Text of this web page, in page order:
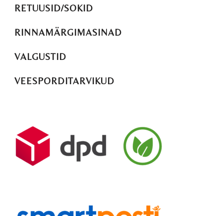
RETUUSID/SOKID
RINNAMÄRGIMASINAD
VALGUSTID
VEESPORDITARVIKUD